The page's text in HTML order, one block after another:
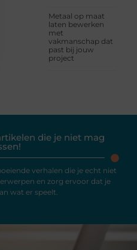
Metaal op maat
laten bewerken
met
vakmanschap dat
past bij jouw
project
die je niet mag
verhalen die je echt niet
en zorg ervoor dat je
wat er speelt.